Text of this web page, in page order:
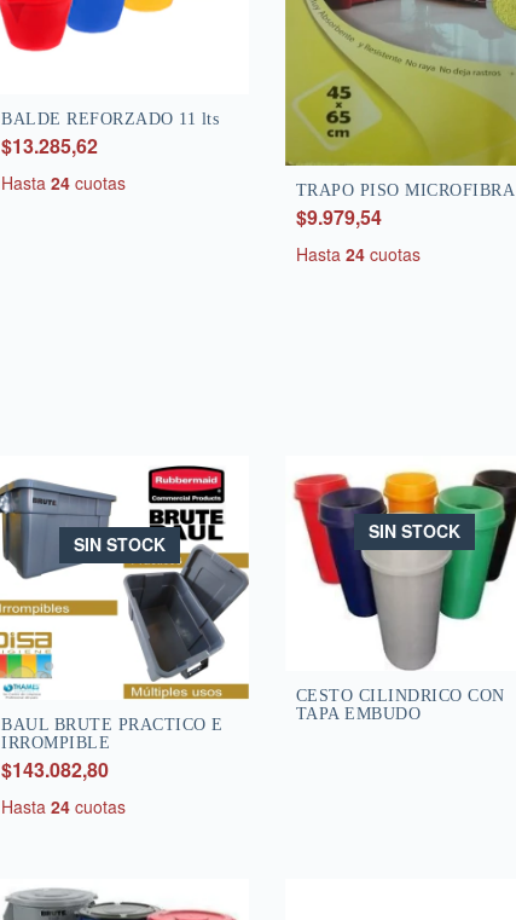
BALDE REFORZADO 11 lts
$13.285,62
Hasta 24 cuotas TRAPO PISO MICROFIBRA
$9.979,54
Hasta 24cuotas
SIN STOCK
BAUL BRUTE PRACTICO E
IRROMPIBLE
$143.082,80
Hasta 24 cuotas
SIN STOCK
CESTO CILINDRICO CON
TAPA EMBUDO